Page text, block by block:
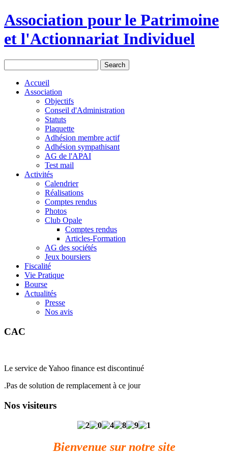
Association pour le Patrimoine
et l'Actionnariat Individuel
Accueil
Association
Objectifs
Conseil d'Administration
Statuts
Plaquette
Adhésion membre actif
Adhésion sympathisant
AG de l'APAI
Test mail
Activités
Calendrier
Réalisations
Comptes rendus
Photos
Club Opale
Comptes rendus
Articles-Formation
AG des sociétés
Jeux boursiers
Fiscalité
Vie Pratique
Bourse
Actualités
Presse
Nos avis
CAC
Le service de Yahoo finance est discontinué
.Pas de solution de remplacement à ce jour
Nos visiteurs
Bienvenue sur notre site